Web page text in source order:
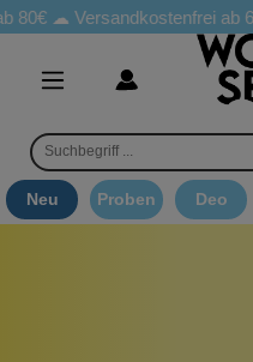
80€ ☁Versandkostenfrei ab
Neu Proben Deo